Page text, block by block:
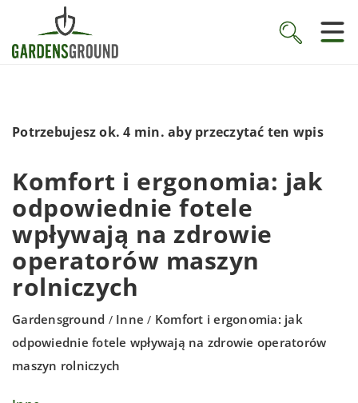
Potrzebujesz ok. 4 min. aby przeczytać ten wpis
Komfort i ergonomia: jak
odpowiednie fotele
wpływają na zdrowie
operatorów maszyn
rolniczych
Gardensground / Inne / Komfort i ergonomia: jak
odpowiednie fotele wpływają na zdrowie operatorów
maszyn rolniczych